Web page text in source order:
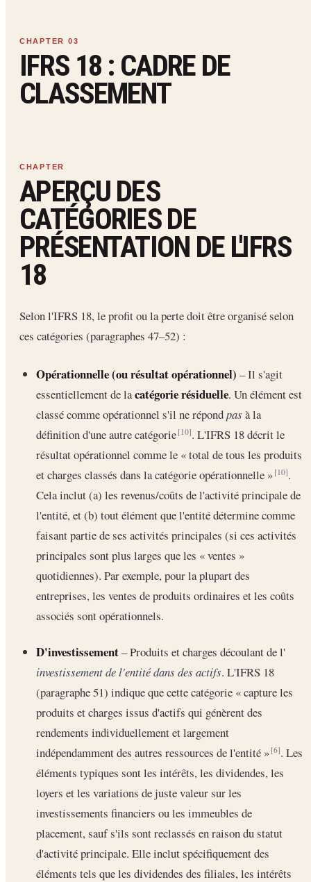
IFRS 18 : CADRE DE
CLASSEMENT
APERÇU DES
CATÉGORIES DE
PRÉSENTATION DE L'IFRS
18
Selon l'IFRS 18, le profit ou la perte doit être organisé selon
ces catégories (paragraphes 47–52) :
Opérationnelle (ou résultat opérationnel) – Il s'agit
essentiellement de lacatégorie résiduelle. Un élément est
classé comme opérationnel s'il ne répondpas à la
définition d'une autre catégorie[10]. L'IFRS 18 décrit le
résultat opérationnel comme le « total de tous les produits
et charges classés dans la catégorie opérationnelle »[10].
Cela inclut (a) les revenus/coûts de l'activité principale de
l'entité, et (b) tout élément que l'entité détermine comme
faisant partie de ses activités principales (si ces activités
principales sont plus larges que les « ventes »
quotidiennes). Par exemple, pour la plupart des
entreprises, les ventes de produits ordinaires et les coûts
associés sont opérationnels.
D'investissement– Produits et charges découlant de l'
investissement de l'entité dans des actifs. L'IFRS 18
(paragraphe 51) indique que cette catégorie « capture les
produits et charges issus d'actifs qui génèrent des
rendements individuellement et largement
indépendamment des autres ressources de l'entité »[6]. Les
éléments typiques sont les intérêts, les dividendes, les
loyers et les variations de juste valeur sur les
investissements financiers ou les immeubles de
placement, sauf s'ils sont reclassés en raison du statut
d'activité principale. Elle inclut spécifiquement des
éléments tels que les dividendes des filiales, les intérêts